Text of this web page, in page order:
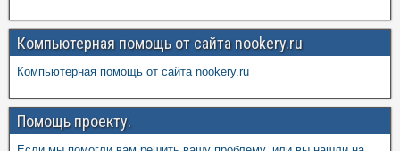
Компьютерная помощь от сайта nookery.ru
Компьютерная помощь от сайта nookery.ru
Помощь проекту.